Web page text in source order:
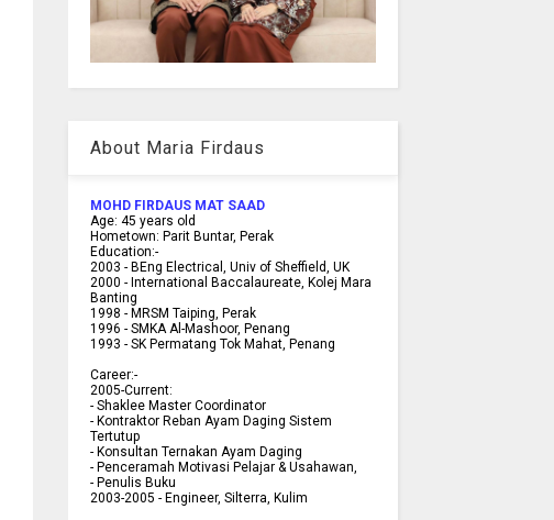
About Maria Firdaus
MOHD FIRDAUS MAT SAAD
Age: 45 years old
Hometown: Parit Buntar, Perak
Education:-
2003 - BEng Electrical, Univ of Sheffield, UK
2000 - International Baccalaureate, Kolej Mara
Banting
1998 - MRSM Taiping, Perak
1996 - SMKA Al-Mashoor, Penang
1993 - SK Permatang Tok Mahat, Penang
Career:-
2005-Current:
- Shaklee Master Coordinator
- Kontraktor Reban Ayam Daging Sistem
Tertutup
- Konsultan Ternakan Ayam Daging
- Penceramah Motivasi Pelajar & Usahawan,
- Penulis Buku
2003-2005 - Engineer, Silterra, Kulim